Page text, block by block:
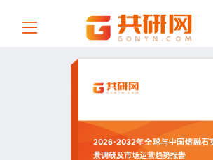
2026-2032年全球与中国熔融石
景调研及市场运营趋势报告